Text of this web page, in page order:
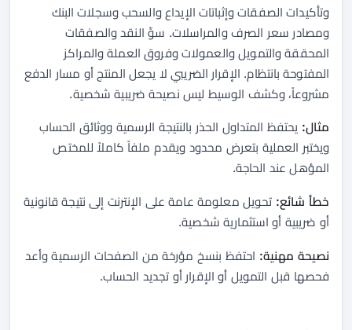
وتأكيدات الصفقات وإثباتات الإيداع والسحب وسجلات البنك
ومصادر سعر الصرف والمراسلات. سوِّ النقد والصفقات
المحققة والتمويل والعمولات وفروق العملة والمراكز
المفتوحة بانتظام. الإقرار الضريبي لا يجعل المنتج أو مسار الدفع
مشروعاً، وكشف الوسيط ليس نصيحة ضريبية شخصية.
مثال: يحتفظ المتداول الحذر بالنتيجة الرسمية ووثائق الحساب
ويختبر العملية بتعرض محدود ويقدم ملفاً كاملاً للمختص
المؤهل عند الحاجة.
خطأ شائع: تحويل معلومة عامة على الإنترنت إلى نتيجة قانونية
أو ضريبية أو استثمارية شخصية.
نصيحة مهنية: احتفظ بنسخ مؤرخة من الصفحات الرسمية وأعد
فحصها قبل التمويل أو الإقرار أو تجديد الحساب.